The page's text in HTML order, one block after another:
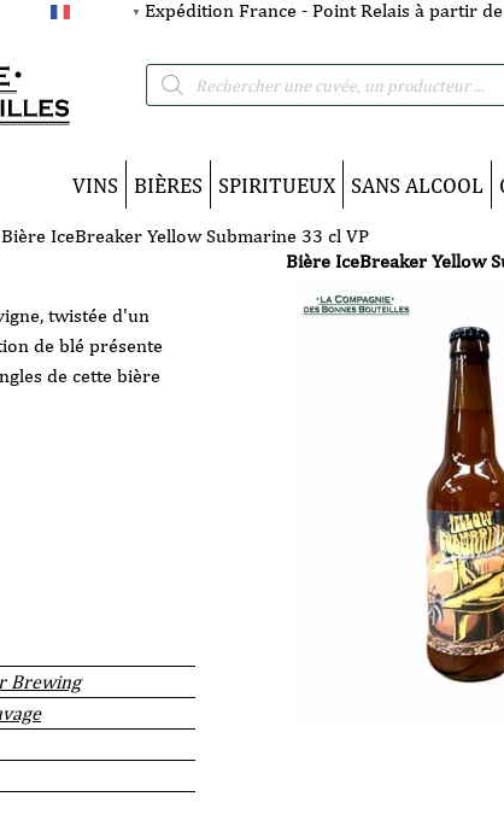
▼ Expédition France - Point Relais à partir
Recherche
de
VINS BIÈRES SPIRITUEUX SANS ALCOOL
IceBreaker Yellow Submarine 33 cl VP
Bière IceBreaker Yellow
twistée d'un
de blé présente
de cette bière
Brewing